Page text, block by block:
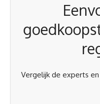
Vergelijk de experts